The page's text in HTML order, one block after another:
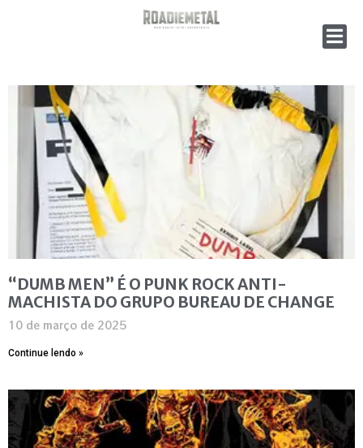
“DUMB MEN” É O PUNK ROCK ANTI-
MACHISTA DO GRUPO BUREAU DE CHANGE
10 de março de 2025
Continue lendo »